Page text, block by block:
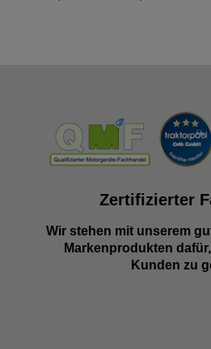
Zertifizierter
Wir stehen mit unserem
Markenprodukten
Kunden zu